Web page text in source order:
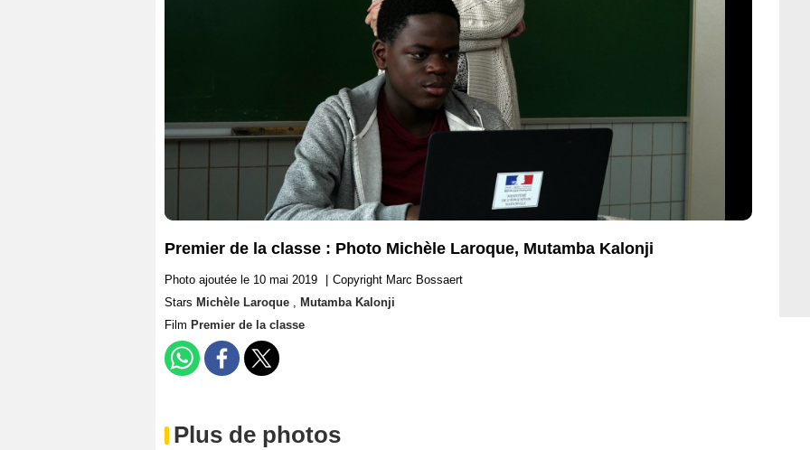
Premier de la classe : Photo Michèle Laroque, Mutamba Kalonji
Photo ajoutée le 10 mai 2019
Copyright Marc Bossaert
Stars Michèle Laroque , Mutamba Kalonji
Film Premier de la classe
Plus de photos